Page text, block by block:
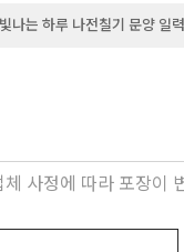
빛나는 하루 나전칠기 문양 일력
체 사정에 따라 포장이